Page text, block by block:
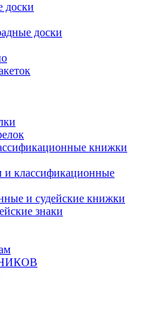
доски
доски
книжки
и классификационные
и судейские книжки
знаки